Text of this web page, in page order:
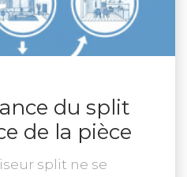
du split
de la pièce
split ne se